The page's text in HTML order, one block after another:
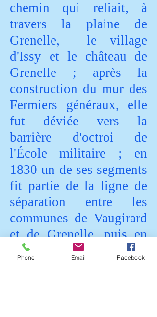
chemin qui reliait, à
travers la plaine de
Grenelle, le village
d'Issy et le château de
Grenelle ; après la
construction du mur des
Fermiers généraux, elle
fut déviée vers la
barrière d'octroi de
l'École militaire ; en
1830 un de ses segments
fit partie de la ligne de
séparation entre les
communes de Vaugirard
et de Grenelle, puis en
1860 entre les quartiers
Phone Email Facebook